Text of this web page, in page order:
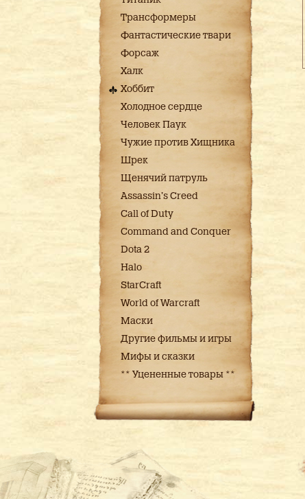
Трансформеры
Фантастические твари
Форсаж
Халк
Хоббит
Холодное сердце
Человек Паук
Чужие против Хищника
Шрек
Щенячий патруль
Assassin's Creed
Call of Duty
Command and Conquer
Dota 2
Halo
StarCraft
World of Warcraft
Маски
Другие фильмы и игры
Мифы и сказки
** Уцененные товары **